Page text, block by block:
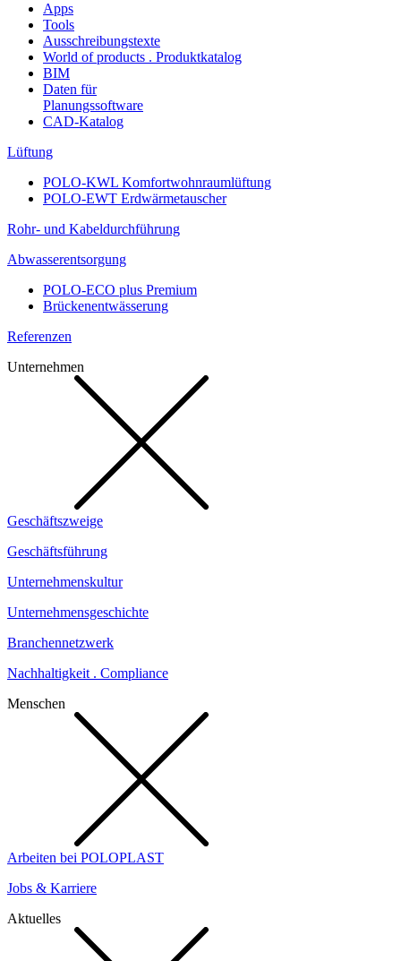
Apps
Tools
Ausschreibungstexte
World of products . Produktkatalog
BIM
Daten für
Planungssoftware
CAD-Katalog
Lüftung
POLO-KWL Komfortwohnraumlüftung
POLO-EWT Erdwärmetauscher
Rohr- und Kabeldurchführung
Abwasserentsorgung
POLO-ECO plus Premium
Brückenentwässerung
Referenzen
Unternehmen
Geschäftszweige
Geschäftsführung
Unternehmenskultur
Unternehmensgeschichte
Branchennetzwerk
Nachhaltigkeit . Compliance
Menschen
Arbeiten bei POLOPLAST
Jobs & Karriere
Aktuelles